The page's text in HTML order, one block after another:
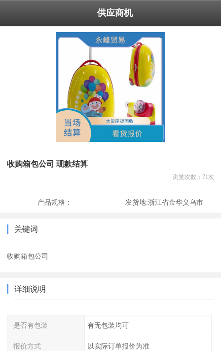
供应商机
收购箱包公司 现款结算
浏览次数： 71 次
产品规格： 发货地:浙江省金华义乌市
关键词
收购箱包公司
详细说明
是否有包装 有无包装均可
报价方式 以实际订单报价为准